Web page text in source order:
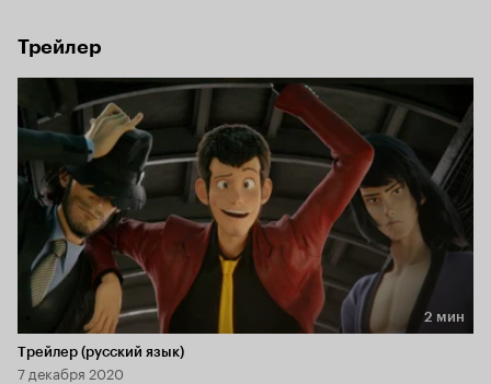
Трейлер
Длительность 2 мин
2 мин
Трейлер (русский язык)
7 декабря 2020